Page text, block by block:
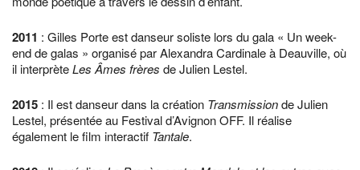
2011 : Gilles Porte est danseur soliste lors du gala « Un week-
end de galas » organisé par Alexandra Cardinale à Deauville, où
il interprèteLes Âmes frères de Julien Lestel.
2015 : Il est danseur dans la création Transmissionde Julien
Lestel, présentée au Festival d’Avignon OFF. Il réalise
également le film interactif Tantale.